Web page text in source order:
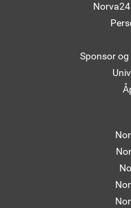
Sponsor